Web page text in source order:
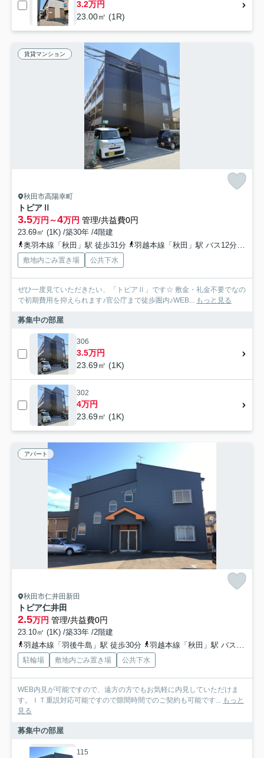
3.2万円
23.00㎡ (1R)
賃貸マンション
秋田市高陽幸町
トピアⅡ
3.5万円～4万円 管理/共益費0円
23.69㎡ (1K) /築30年 /4階建
奥羽本線「秋田」駅 徒歩31分
羽越本線「秋田」駅 バス12分 秋田中央交通「高陽幸町」 停歩2分
敷地内ごみ置き場 公共下水
ぜひ一度見ていただきたい、「トピアⅡ」です☆ 敷金・礼金不要でなの
で初期費用を抑えられます♪官公庁まで徒歩圏内♪WEB... もっと見る
募集中の部屋
306
3.5万円
23.69㎡ (1K)
302
4万円
23.69㎡ (1K)
アパート
秋田市仁井田新田
トピア仁井田
2.5万円 管理/共益費0円
23.10㎡ (1K) /築33年 /2階建
羽越本線「羽後牛島」駅 徒歩30分
羽越本線「秋田」駅 バス19分 秋田中央交通「上新田（秋田県）」 停歩3分
駐輪場 敷地内ごみ置き場 公共下水
WEB内見が可能ですので、遠方の方でもお気軽に内見していただけま
す。ＩＴ重説対応可能ですので隙間時間でのご契約も可能です... もっと
見る
募集中の部屋
115